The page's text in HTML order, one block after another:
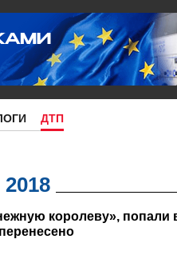
ДТП
королеву», попали